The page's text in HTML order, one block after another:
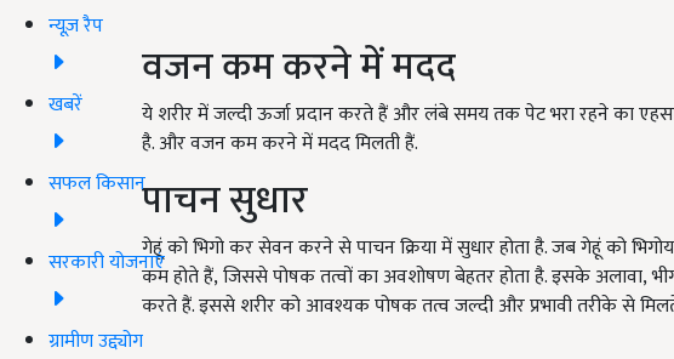
न्यूज़ रैप
खबरें
सफल किसान
सरकारी योजनाएं
ग्रामीण उद्द्योग
वजन कम करने में मदद
ये शरीर में जल्दी ऊर्जा प्रदान करते हैं और लंबे समय तक पेट भरा रहने का
है. और वजन कम करने में मदद मिलती हैं.
पाचन सुधार
गेहूं को भिगो कर सेवन करने से पाचन क्रिया में सुधार होता है. जब गेहूं को
कम होते हैं, जिससे पोषक तत्वों का अवशोषण बेहतर होता है. इसके अलावा,
करते हैं. इससे शरीर को आवश्यक पोषक तत्व जल्दी और प्रभावी तरीके से